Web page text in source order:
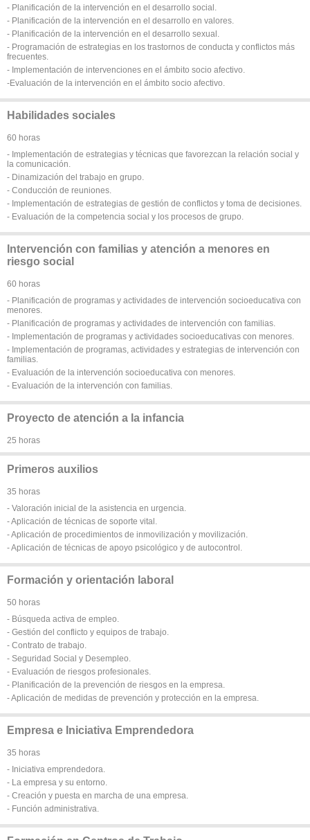
- Planificación de la intervención en el desarrollo social.
- Planificación de la intervención en el desarrollo en valores.
- Planificación de la intervención en el desarrollo sexual.
- Programación de estrategias en los trastornos de conducta y conflictos más
frecuentes.
- Implementación de intervenciones en el ámbito socio afectivo.
-Evaluación de la intervención en el ámbito socio afectivo.
Habilidades sociales
60 horas
- Implementación de estrategias y técnicas que favorezcan la relación social y
la comunicación.
- Dinamización del trabajo en grupo.
- Conducción de reuniones.
- Implementación de estrategias de gestión de conflictos y toma de decisiones.
- Evaluación de la competencia social y los procesos de grupo.
Intervención con familias y atención a menores en
riesgo social
60 horas
- Planificación de programas y actividades de intervención socioeducativa con
menores.
- Planificación de programas y actividades de intervención con familias.
- Implementación de programas y actividades socioeducativas con menores.
- Implementación de programas, actividades y estrategias de intervención con
familias.
- Evaluación de la intervención socioeducativa con menores.
- Evaluación de la intervención con familias.
Proyecto de atención a la infancia
25 horas
Primeros auxilios
35 horas
- Valoración inicial de la asistencia en urgencia.
- Aplicación de técnicas de soporte vital.
- Aplicación de procedimientos de inmovilización y movilización.
- Aplicación de técnicas de apoyo psicológico y de autocontrol.
Formación y orientación laboral
50 horas
- Búsqueda activa de empleo.
- Gestión del conflicto y equipos de trabajo.
- Contrato de trabajo.
- Seguridad Social y Desempleo.
- Evaluación de riesgos profesionales.
- Planificación de la prevención de riesgos en la empresa.
- Aplicación de medidas de prevención y protección en la empresa.
Empresa e Iniciativa Emprendedora
35 horas
- Iniciativa emprendedora.
- La empresa y su entorno.
- Creación y puesta en marcha de una empresa.
- Función administrativa.